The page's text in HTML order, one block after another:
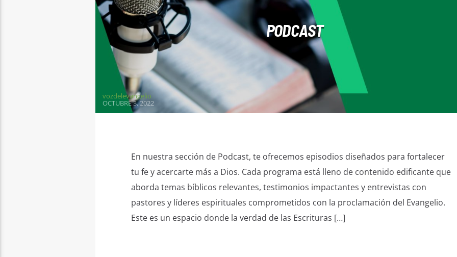
PODCAST
vozdelevangelio
OCTUBRE 3, 2022
En nuestra sección de Podcast, te ofrecemos episodios diseñados para fortalecer
tu fe y acercarte más a Dios. Cada programa está lleno de contenido edificante que
aborda temas bíblicos relevantes, testimonios impactantes y entrevistas con
pastores y líderes espirituales comprometidos con la proclamación del Evangelio.
Este es un espacio donde la verdad de las Escrituras […]